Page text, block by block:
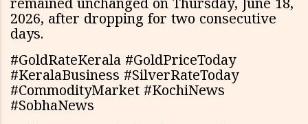
remained unchanged on Thursday, June 18,
2026, after dropping for two consecutive
days.
#GoldRateKerala #GoldPriceToday
#KeralaBusiness #SilverRateToday
#CommodityMarket #KochiNews
#SobhaNews